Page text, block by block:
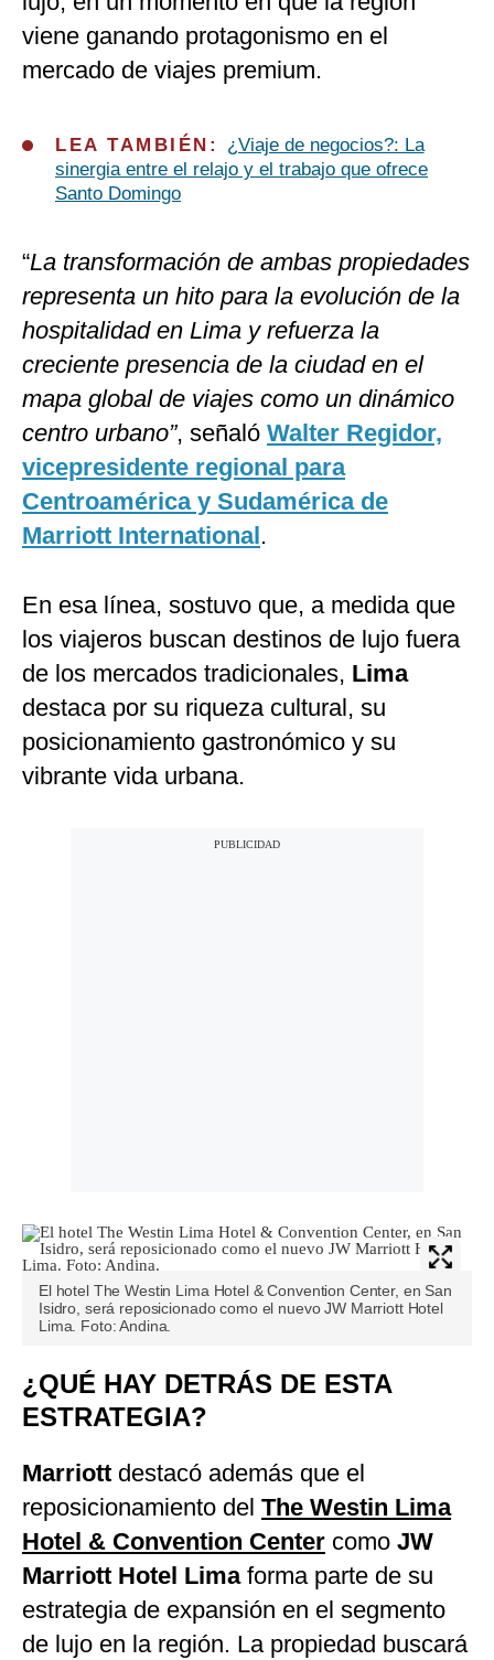
viene ganando protagonismo en el
mercado de viajes premium.
LEA TAMBIÉN: ¿Viaje de negocios?: La
sinergia entre el relajo y el trabajo que ofrece
Santo Domingo
“La transformación de ambas propiedades
representa un hito para la evolución de la
hospitalidad en Lima y refuerza la
creciente presencia de la ciudad en el
mapa global de viajes como un dinámico
centro urbano”, señaló Walter Regidor,
vicepresidente regional para
Centroamérica y Sudamérica de
Marriott International.
En esa línea, sostuvo que, a medida que
los viajeros buscan destinos de lujo fuera
de los mercados tradicionales, Lima
destaca por su riqueza cultural, su
posicionamiento gastronómico y su
vibrante vida urbana.
El hotel The Westin Lima Hotel & Convention Center, en San
Isidro, será reposicionado como el nuevo JW Marriott Hotel
Lima. Foto: Andina.
¿QUÉ HAY DETRÁS DE ESTA
ESTRATEGIA?
Marriott destacó además que el
reposicionamiento del The Westin Lima
Hotel & Convention Center como JW
Marriott Hotel Limaforma parte de su
estrategia de expansión en el segmento
de lujo en la región. La propiedad buscará